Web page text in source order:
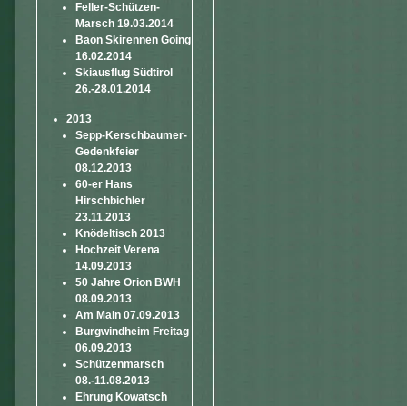
Feller-Schützen-
Marsch 19.03.2014
Baon Skirennen Going
16.02.2014
Skiausflug Südtirol
26.-28.01.2014
2013
Sepp-Kerschbaumer-
Gedenkfeier
08.12.2013
60-er Hans
Hirschbichler
23.11.2013
Knödeltisch 2013
Hochzeit Verena
14.09.2013
50 Jahre Orion BWH
08.09.2013
Am Main 07.09.2013
Burgwindheim Freitag
06.09.2013
Schützenmarsch
08.-11.08.2013
Ehrung Kowatsch